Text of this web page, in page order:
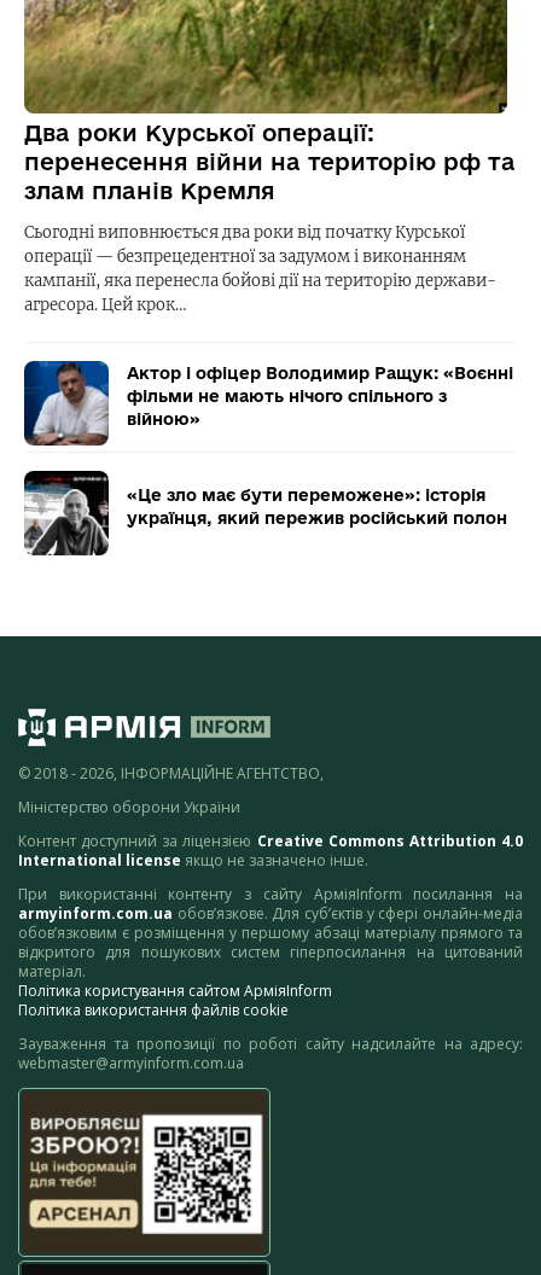
Два роки Курської операції:
перенесення війни на територію рф та
злам планів Кремля
Сьогодні виповнюється два роки від початку Курської
операції — безпрецедентної за задумом і виконанням
кампанії, яка перенесла бойові дії на територію держави-
агресора. Цей крок…
Актор і офіцер Володимир Ращук: «Воєнні
фільми не мають нічого спільного з
війною»
«Це зло має бути переможене»: історія
українця, який пережив російський полон
© 2018 - 2026, ІНФОРМАЦІЙНЕ АГЕНТСТВО,
Міністерство оборони України
Контент доступний за ліцензією Creative Commons Attribution 4.0
International license якщо не зазначено інше.
При використанні контенту з сайту АрміяInform посилання на
armyinform.com.ua обов’язкове. Для суб’єктів у сфері онлайн-медіа
обов’язковим є розміщення у першому абзаці матеріалу прямого та
відкритого для пошукових систем гіперпосилання на цитований
матеріал.
Політика користування сайтом АрміяInform
Політика використання файлів cookie
Зауваження та пропозиції по роботі сайту надсилайте на адресу:
webmaster@armyinform.com.ua